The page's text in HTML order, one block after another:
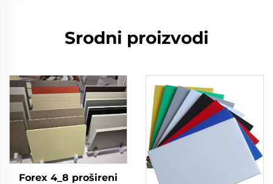
Srodni proizvodi
Forex 4_8 prošireni